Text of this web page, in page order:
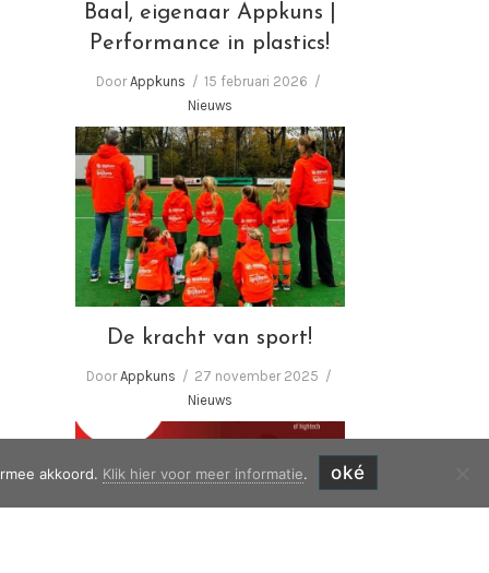
Baal, eigenaar Appkuns |
Performance in plastics!
DoorAppkuns
15 februari 2026
Nieuws
De kracht van sport!
De kracht van sport!
DoorAppkuns
27 november 2025
Nieuws
Bezoekt u ons tijdens de
akkoord. Klik hier voor meer informatie. oké